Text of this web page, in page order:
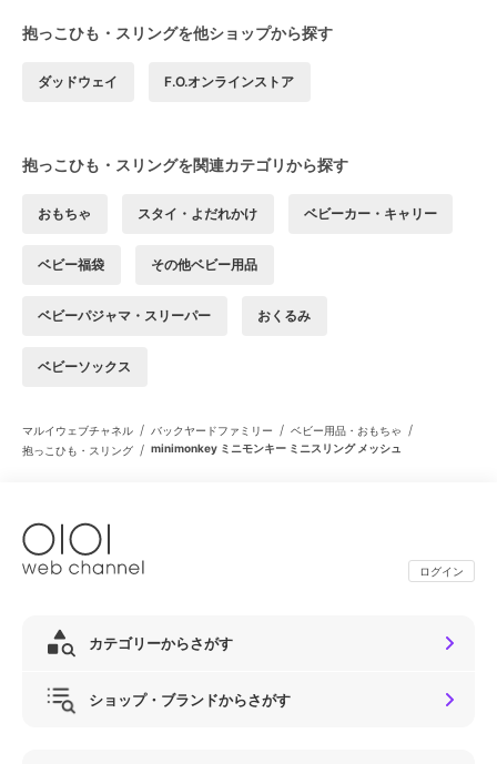
抱っこひも・スリングを他ショップから探す
ダッドウェイ F.O.オンラインストア
抱っこひも・スリングを関連カテゴリから探す
おもちゃ スタイ・よだれかけ ベビーカー・キャリー
ベビー福袋 その他ベビー用品
ベビーパジャマ・スリーパー おくるみ
ベビーソックス
マルイウェブチャネル / バックヤードファミリー / ベビー用品・おもちゃ /
抱っこひも・スリング / minimonkey ミニモンキー ミニスリング メッシュ
ログイン
カテゴリーからさがす
ショップ・ブランドからさがす